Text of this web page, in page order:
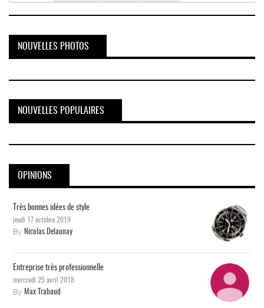
NOUVELLES PHOTOS
NOUVELLES POPULAIRES
OPINIONS
Très bonnes idées de style
jeudi 17 octobre 2019
By Nicolas Delaunay
Entreprise très professionnelle
mercredi 25 avril 2018
By Max Trabaud